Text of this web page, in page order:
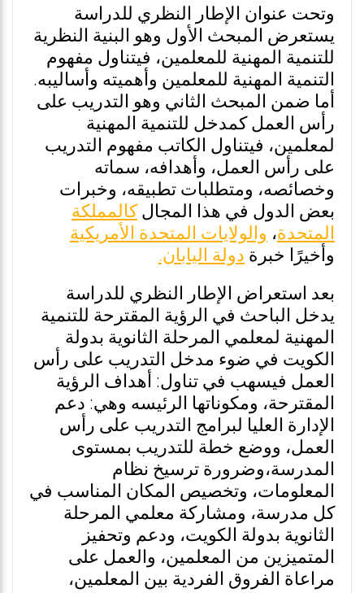
وتحت عنوان الإطار النظري للدراسة
يستعرض المبحث الأول وهو البنية النظرية
للتنمية المهنية للمعلمين، فيتناول مفهوم
التنمية المهنية للمعلمين وأهميته وأساليبه.
أما ضمن المبحث الثاني وهو التدريب على
رأس العمل كمدخل للتنمية المهنية
لمعلمين، فيتناول الكاتب مفهوم التدريب
على رأس العمل، وأهدافه، سماته
وخصائصه، ومتطلبات تطبيقه، وخبرات
بعض الدول في هذا المجالكالمملكة
المتحدة، والولايات المتحدة الأمريكية
وأخيرًا خبرةدولة اليابان.
بعد استعراض الإطار النظري للدراسة
يدخل الباحث في الرؤية المقترحة للتنمية
المهنية لمعلمي المرحلة الثانوية بدولة
الكويت في ضوء مدخل التدريب على رأس
العمل فيسهب في تناول: أهداف الرؤية
المقترحة، ومكوناتها الرئيسه وهي: دعم
الإدارة العليا لبرامج التدريب على رأس
العمل، ووضع خطة للتدريب بمستوى
المدرسة،وضرورة ترسيخ نظام
المعلومات، وتخصيص المكان المناسب في
كل مدرسة، ومشاركة معلمي المرحلة
الثانوية بدولة الكويت، ودعم وتحفيز
المتميزين من المعلمين، والعمل على
مراعاة الفروق الفردية بين المعلمين،